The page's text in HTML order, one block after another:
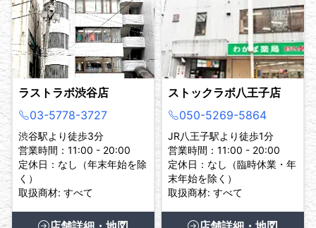
ラストラボ渋谷店
03-5778-3727
渋谷駅より徒歩3分
営業時間：11:00 - 20:00
定休日：なし（年末年始を除
く）
取扱商材: すべて
ストックラボ八王子店
050-5269-5864
JR八王子駅より徒歩1分
営業時間：11:00 - 20:00
定休日：なし（臨時休業・年
末年始を除く）
取扱商材: すべて